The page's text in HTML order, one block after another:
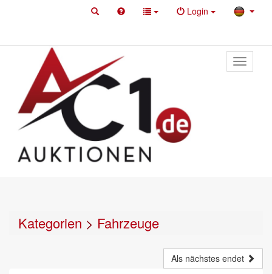
Login
Toggle
primary
Kategorien > Fahrzeuge
Als nächstes endet